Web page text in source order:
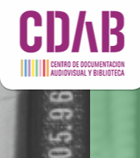
DOCUMENTA DRAMÁTICAS